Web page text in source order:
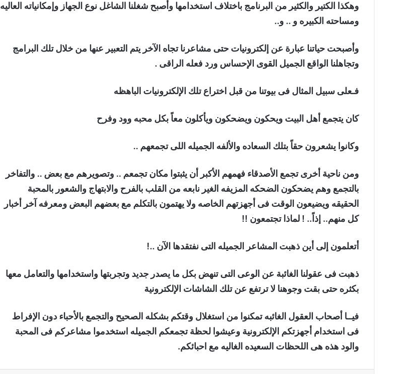
وهكذا الكتير والكثير من البرنامج باختلاف استخدامها وأصبح شغلنا الشاغل نوع الجهاز وإمكانياته العاليه
ومساحته الكبيره و .. و..
وأصبحت حياتنا عبارة عن إلكترونيات حتى مشاعرنا تجاه الآخر يتم التعبير عنها من خلال تلك البرامج
وتجاهلنا الواقع الجميل القوى الإحساس ورد فعله الراقى .
فـعلى سبيل المثال فى بيوتنا من قبل اختراع تلك الإلكترونيات الباهظه
كان يتجمع أهل البيت ويحكون ويضحكون ويأكلون معاً بكل محبه وود وفرح
وكانوا يشعرون حقاً بتلك السعاده والألفه الجميله اللى تجمعهم ..
ومن ناحية أخرى تجمع الأصدقاء فهمهم الأكبر أن يثبتوا مكان تجمعم .. وتصويرهم مع بعض .. والتفاخر
بالتجمع وهم يضحكون الضحكه المزيفه الغير نابعه من القلب بالفرح والابتهاج والشعور بالمحبة
الحقيقه ويضيعون الوقت فى أجهزتهم الخاصه ولا يهتمون بالتكلم مع بعضهم البعض ومعرفه آخر أخبار
كل منهم.. إذاً.. ! لماذا تجتمعون !!
أتعلمون إلى أين ذهبت المشاعر الجميله التى نفتقدها الآن ..!
ذهبت فى عقولنا الغائبة عن الوعى التى تنهض بكل ما يصدر جديد وتجربتها واستخدامها والتعامل معها
بكثره حتى بقت وجوهنا لا ترتفع عن تلك الشاشات الإلكترونية
فيــا أصحاب العقول الغائبه تمكنوا من استغلال وقتكم بشكله الصحيح والتجمع بالأحباء دون الإفراط
فى استخدام أجهزتكم الإلكترونية وعيشوا لحظة تجمعكم الجميله استخدموا مشاعركم فى المحبة
والود هذه هى اللحظات السعيده الغاليه مع احبائكم.